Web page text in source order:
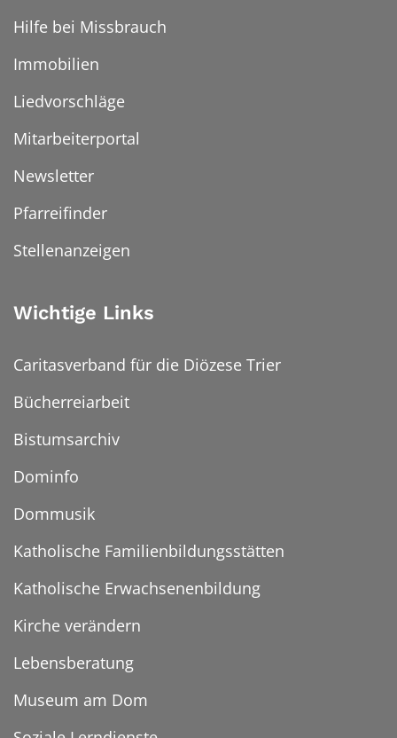
Hilfe bei Missbrauch
Immobilien
Liedvorschläge
Mitarbeiterportal
Newsletter
Pfarreifinder
Stellenanzeigen
Wichtige Links
Caritasverband für die Diözese Trier
Bücherreiarbeit
Bistumsarchiv
Dominfo
Dommusik
Katholische Familienbildungsstätten
Katholische Erwachsenenbildung
Kirche verändern
Lebensberatung
Museum am Dom